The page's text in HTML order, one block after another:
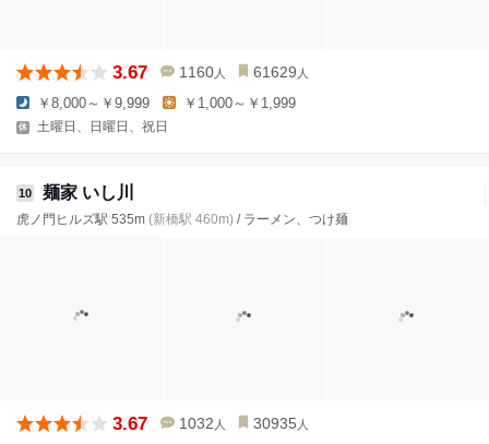
3.67 1160 人 61629 人
￥8,000～￥9,999 ￥1,000～￥1,999
土曜日、日曜日、祝日
10 麺家 いし川
虎ノ門ヒルズ駅 535m (新橋駅 460m) / ラーメン、つけ麺
3.67 1032 人 30935 人